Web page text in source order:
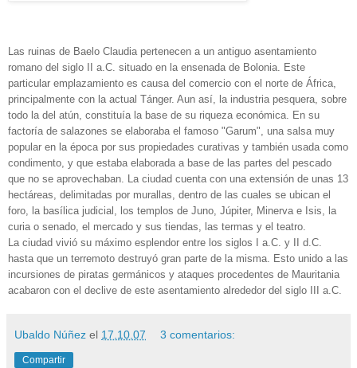
Las ruinas de Baelo Claudia pertenecen a un antiguo asentamiento
romano del siglo II a.C. situado en la ensenada de Bolonia. Este
particular emplazamiento es causa del comercio con el norte de África,
principalmente con la actual Tánger. Aun así, la industria pesquera, sobre
todo la del atún, constituía la base de su riqueza económica. En su
factoría de salazones se elaboraba el famoso "Garum", una salsa muy
popular en la época por sus propiedades curativas y también usada como
condimento, y que estaba elaborada a base de las partes del pescado
que no se aprovechaban. La ciudad cuenta con una extensión de unas 13
hectáreas, delimitadas por murallas, dentro de las cuales se ubican el
foro, la basílica judicial, los templos de Juno, Júpiter, Minerva e Isis, la
curia o senado, el mercado y sus tiendas, las termas y el teatro.
La ciudad vivió su máximo esplendor entre los siglos I a.C. y II d.C.
hasta que un terremoto destruyó gran parte de la misma. Esto unido a las
incursiones de piratas germánicos y ataques procedentes de Mauritania
acabaron con el declive de este asentamiento alrededor del siglo III a.C.
Ubaldo Núñez el 17.10.07 3 comentarios:
Compartir